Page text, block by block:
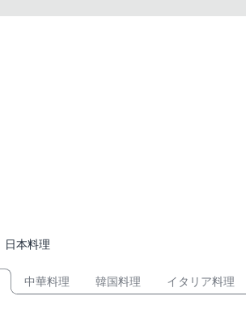
日本料理
中華料理 韓国料理 イタリア料理